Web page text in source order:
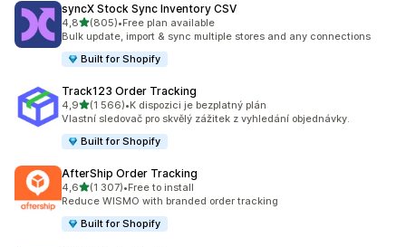
syncX Stock Sync Inventory CSV
4,8z 5 hvězd
(805)
Celkový počet recenzí: 805
•Free plan available
Bulk update, import & sync multiple stores and any connections
Built for Shopify
Track123 Order Tracking
4,9z 5 hvězd
(1 566)
Celkový počet recenzí: 1566
•K dispozici je bezplatný plán
Vlastní sledovač pro skvělý zážitek z vyhledání objednávky.
Built for Shopify
AfterShip Order Tracking
4,6z 5 hvězd
(1 307)
Celkový počet recenzí: 1307
•Free to install
Reduce WISMO with branded order tracking
Built for Shopify